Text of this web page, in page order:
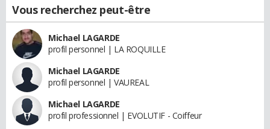
Vous recherchez peut-être
Michael LAGARDE
profil personnel | LA ROQUILLE
Michael LAGARDE
profil personnel | VAUREAL
Michael LAGARDE
profil professionnel | EVOLUTIF - Coiffeur